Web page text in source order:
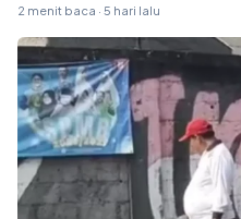
2 menit baca · 5 hari lalu